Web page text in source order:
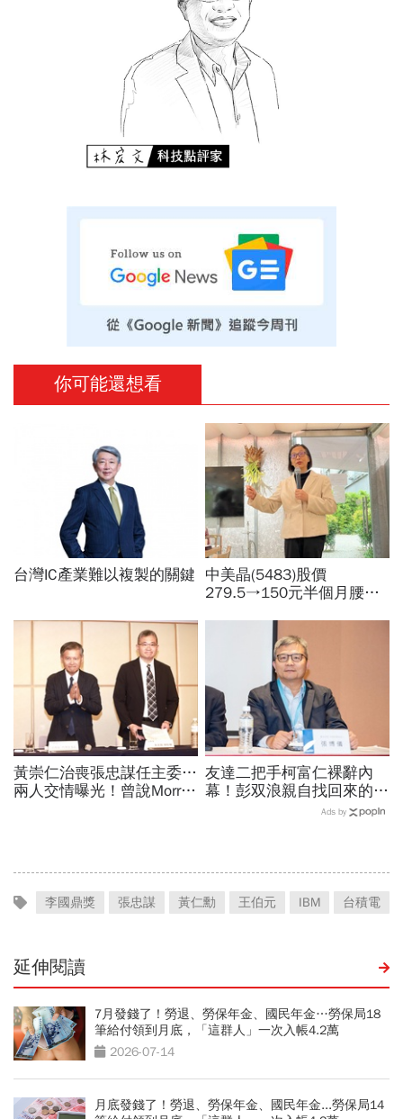
你可能還想看
台灣IC產業難以複製的關鍵
中美晶(5483)股價
279.5→150元半個月腰
績、罕見抱屈自家股票：真
的被低估了
黃崇仁治喪張忠謀任主委…
兩人交情曝光！曾說Morris
友達二把手柯富仁裸辭內
幕！彭双浪親自找回來的接
班人，為何最後撕破臉？
Ads by
李國鼎獎 張忠謀 黃仁勳 王伯元 IBM 台積電
延伸閱讀
7月發錢了！勞退、勞保年金、國民年金…勞保局18
筆給付領到月底，「這群人」一次入帳4.2萬
2026-07-14
月底發錢了！勞退、勞保年金、國民年金...勞保局14